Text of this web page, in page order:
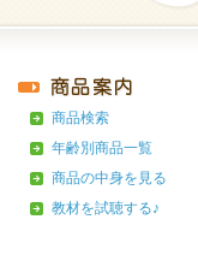
商品検索
年齢別商品一覧
商品の中身を見る
教材を試聴する♪